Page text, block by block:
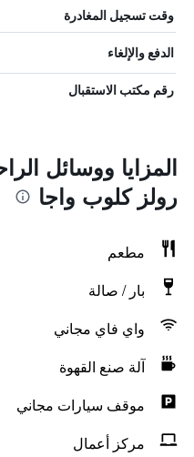
وقت تسجيل المغادرة
الدفع والإلغاء
رقم مكتب الاستقبال
المزايا ووسائل
رولز كلوب واجا
مطعم
بار / صالة
واي فاي مجاني
آلة صنع القهوة
موقف سيارات مجاني
مركز أعمال